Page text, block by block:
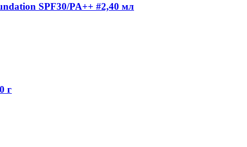
SPF30/PA++ #2,40 мл
г